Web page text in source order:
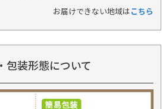
お届けできない地域はこちら
包装形態について